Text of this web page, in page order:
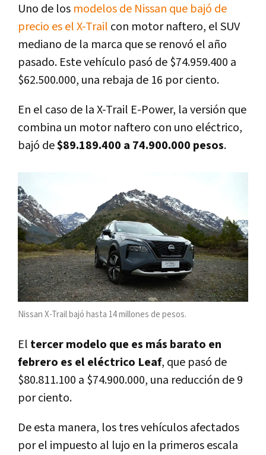
Uno de los modelos de Nissan que bajó de
precio es el X-Trail con motor naftero, el SUV
mediano de la marca que se renovó el año
pasado. Este vehículo pasó de $74.959.400 a
$62.500.000, una rebaja de 16 por ciento.
En el caso de la X-Trail E-Power, la versión que
combina un motor naftero con uno eléctrico,
bajó de$89.189.400 a 74.900.000 pesos.
Nissan X-Trail bajó hasta 14 millones de pesos.
El tercer modelo que es más barato en
febrero es el eléctrico Leaf, que pasó de
$80.811.100 a $74.900.000, una reducción de 9
por ciento.
De esta manera, los tres vehículos afectados
por el impuesto al lujo en la primeros escala